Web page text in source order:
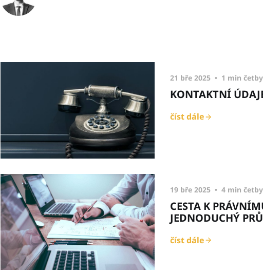
21 bře 2025 1 min četby
KONTAKTNÍ
číst dále
19 bře 2025 4 min četby
CESTA K
JEDNODUCHÝ
číst dále